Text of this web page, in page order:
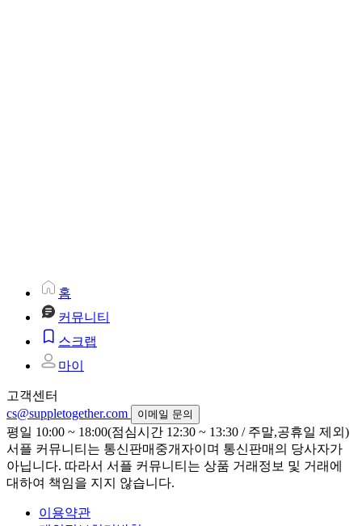
홈
커뮤니티
스크랩
마이
고객센터
cs@suppletogether.com
이메일 문의
평일 10:00 ~ 18:00(점심시간 12:30 ~ 13:30 / 주말,공휴일 제외)
서플 커뮤니티는 통신판매중개자이며 통신판매의 당사자가
아닙니다. 따라서 서플 커뮤니티는 상품 거래정보 및 거래에
대하여 책임을 지지 않습니다.
이용약관